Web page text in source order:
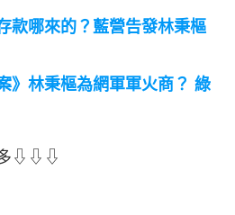
款哪來的？藍營告發林秉樞
》林秉樞為網軍軍火商？ 綠
多⇩⇩⇩